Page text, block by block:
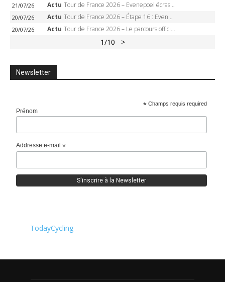
21/07/26 Actu Tour de France 2026 – Evenepoel écrase le chrono d’Évian, Seixas 4e, Lipowitz abandonne
20/07/26 Actu Tour de France 2026 – Étape 16 : Evenepoel, Pogacar, Ganna… qui domptera le chrono d’Évian pour redessiner le podium ?
20/07/26 Actu Tour de France 2026 – Le parcours officiel complet : 21 étapes, profils, carte et dates
1/10 >
Newsletter
* Champs requis required
Prénom
Addresse e-mail*
TodayCycling